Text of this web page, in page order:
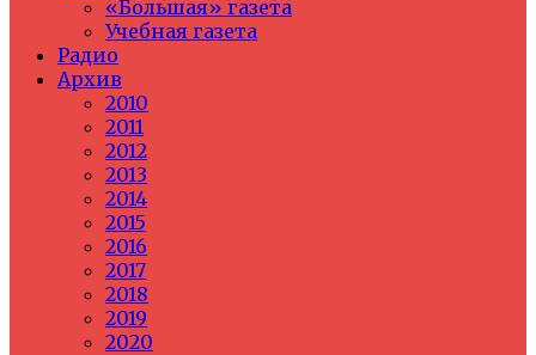
«Большая» газета
Учебная газета
Радио
Архив
2010
2011
2012
2013
2014
2015
2016
2017
2018
2019
2020